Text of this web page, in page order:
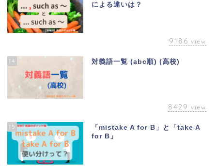
による違いは？
9186 view
14 対義語一覧 (abc順) (高校)
8429 view
15
「mistake A for B」と「take A
for B」